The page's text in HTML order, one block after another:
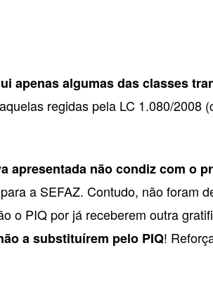
apenas algumas das classes
regidas pela LC 1.080/2008
apresentada não condiz com o
a SEFAZ. Contudo, não foram
o PIQ por já receberem outra
a substituírem pelo PIQ!